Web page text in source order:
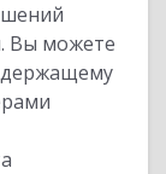
Вы можете